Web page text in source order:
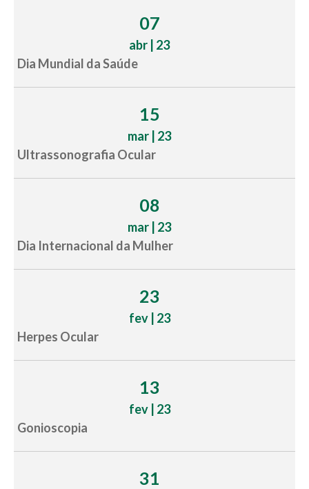
07
abr | 23
Dia Mundial da Saúde
15
mar | 23
Ultrassonografia Ocular
08
mar | 23
Dia Internacional da Mulher
23
fev | 23
Herpes Ocular
13
fev | 23
Gonioscopia
31